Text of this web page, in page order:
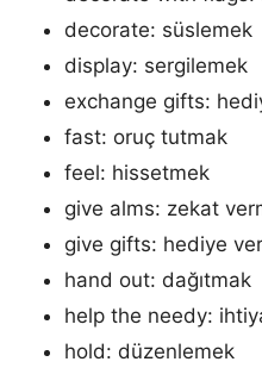
decorate: süslemek
display: sergilemek
exchange gifts:
fast: oruç tutmak
feel: hissetmek
give alms: zekat
give gifts: hediye
hand out: dağıtmak
help the needy:
hold: düzenlemek